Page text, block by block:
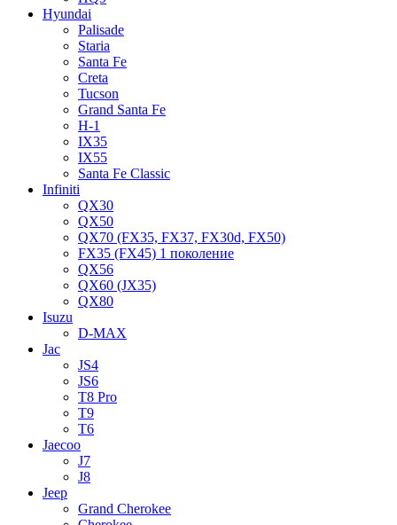
Hyundai
Palisade
Staria
Santa Fe
Creta
Tucson
Grand Santa Fe
H-1
IX35
IX55
Santa Fe Classic
Infiniti
QX30
QX50
QX70 (FX35, FX37, FX30d, FX50)
FX35 (FX45) 1 поколение
QX56
QX60 (JX35)
QX80
Isuzu
D-MAX
Jac
JS4
JS6
T8 Pro
T9
T6
Jaecoo
J7
J8
Jeep
Grand Cherokee